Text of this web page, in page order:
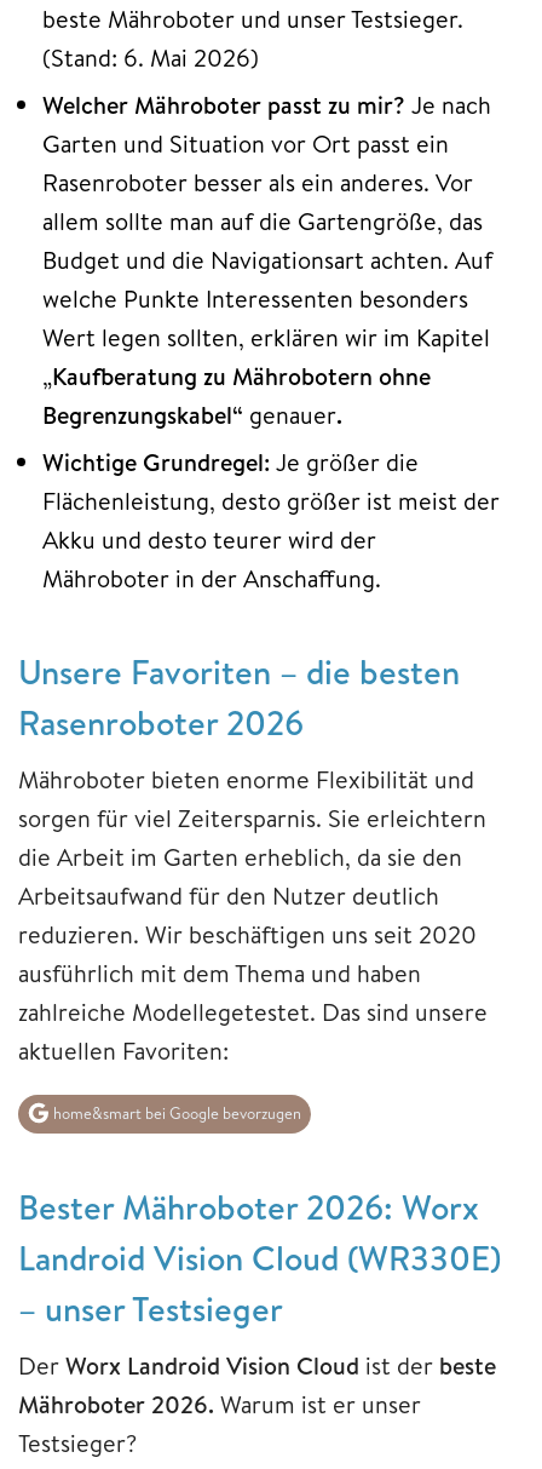
beste Mähroboter und unser Testsieger.
(Stand: 6. Mai 2026)
Welcher Mähroboter passt zu mir? Je nach
Garten und Situation vor Ort passt ein
Rasenroboter besser als ein anderes. Vor
allem sollte man auf die Gartengröße, das
Budget und die Navigationsart achten. Auf
welche Punkte Interessenten besonders
Wert legen sollten, erklären wir im Kapitel
„Kaufberatung zu Mährobotern ohne
Begrenzungskabel“ genauer.
Wichtige Grundregel: Je größer die
Flächenleistung, desto größer ist meist der
Akku und desto teurer wird der
Mähroboter in der Anschaffung.
Unsere Favoriten – die besten
Rasenroboter 2026
Mähroboter bieten enorme Flexibilität und
sorgen für viel Zeitersparnis. Sie erleichtern
die Arbeit im Garten erheblich, da sie den
Arbeitsaufwand für den Nutzer deutlich
reduzieren. Wir beschäftigen uns seit 2020
ausführlich mit dem Thema und haben
zahlreiche Modellegetestet. Das sind unsere
aktuellen Favoriten:
home&smart bei Google bevorzugen
Bester Mähroboter 2026: Worx
Landroid Vision Cloud (WR330E)
– unser Testsieger
DerWorx Landroid Vision Cloud ist der beste
Mähroboter 2026. Warum ist er unser
Testsieger?